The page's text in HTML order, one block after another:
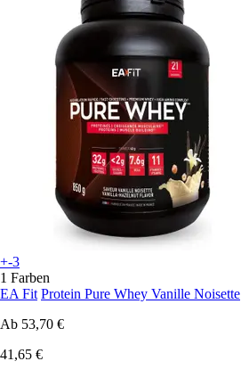
+-3
1 Farben
EA Fit Protein Pure Whey Vanille Noisette
Ab 53,70 €
41,65 €